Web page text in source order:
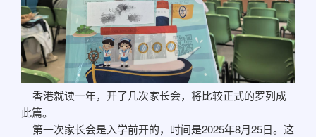
香港就读一年，开了几次家长会，将比较正式的罗列成
此篇。
第一次家长会是入学前开的，时间是2025年8月25日。这